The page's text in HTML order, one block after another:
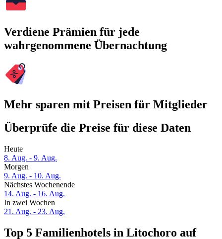
Verdiene Prämien für jede
wahrgenommene Übernachtung
Mehr sparen mit Preisen für Mitglieder
Überprüfe die Preise für diese Daten
Heute
8. Aug. - 9. Aug.
Morgen
9. Aug. - 10. Aug.
Nächstes Wochenende
14. Aug. - 16. Aug.
In zwei Wochen
21. Aug. - 23. Aug.
Top 5 Familienhotels in Litochoro auf